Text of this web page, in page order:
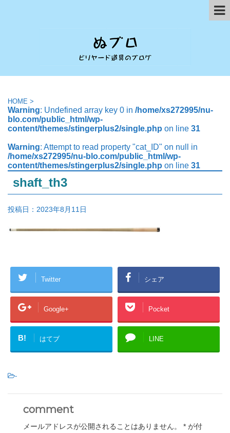
HOME >
Warning: Undefined array key 0 in /home/xs272995/nu-
blo.com/public_html/wp-
content/themes/stingerplus2/single.php on line 31
Warning: Attempt to read property "cat_ID" on null in
/home/xs272995/nu-blo.com/public_html/wp-
content/themes/stingerplus2/single.php on line 31
shaft_th3
投稿日： 2023年8月11日
Twitter シェア
Google+ Pocket
B! はてブ LINE
-
comment
メールアドレスが公開されることはありません。 * が付